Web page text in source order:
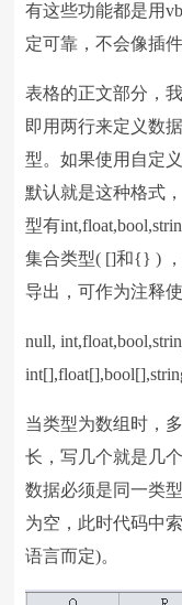
有这些功能都是用
定可靠，不会像插
表格的正文部分，
即用两行来定义数
型。如果使用自定
默认就是这种格式
型有
集合类型( []和{} )
导出，可作为注释
null,
当类型为数组时，
长，写几个就是几
数据必须是同一类
为空，此时代码中
语言而定)。